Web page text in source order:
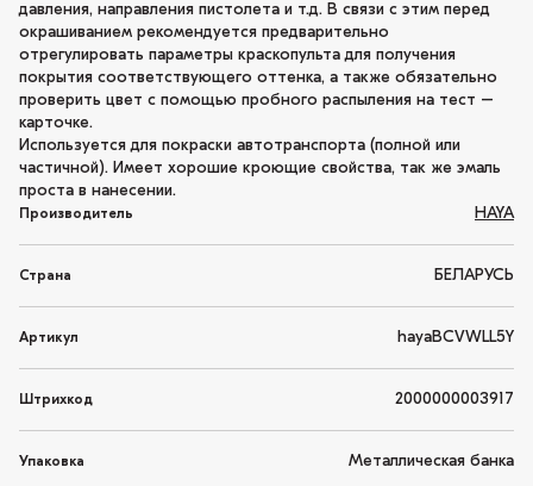
давления, направления пистолета и т.д. В связи с этим перед
окрашиванием рекомендуется предварительно
отрегулировать параметры краскопульта для получения
покрытия соответствующего оттенка, а также обязательно
проверить цвет с помощью пробного распыления на тест –
карточке.
Используется для покраски автотранспорта (полной или
частичной). Имеет хорошие кроющие свойства, так же эмаль
проста в нанесении.
Производитель HAYA
Страна БЕЛАРУСЬ
Артикул hayaBCVWLL5Y
Штрихкод 2000000003917
Упаковка Металлическая банка